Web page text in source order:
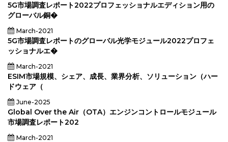
5G市場調査レポート2022プロフェッショナルエディション用の
グローバル銅�
March-2021
5G市場調査レポートのグローバル光学モジュール2022プロフェ
ッショナルエ�
March-2021
ESIM市場規模、シェア、成長、業界分析、ソリューション（ハー
ドウェア（
June-2025
Global Over the Air（OTA）エンジンコントロールモジュール
市場調査レポート202
March-2021